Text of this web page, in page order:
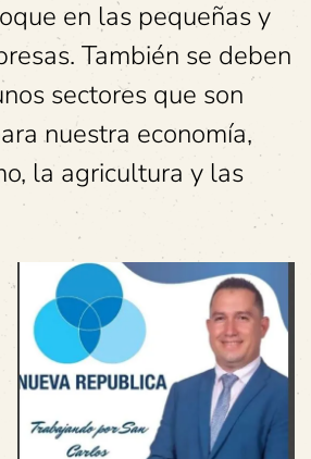
en las pequeñas y
También se deben
sectores que son
nuestra economía,
la agricultura y las